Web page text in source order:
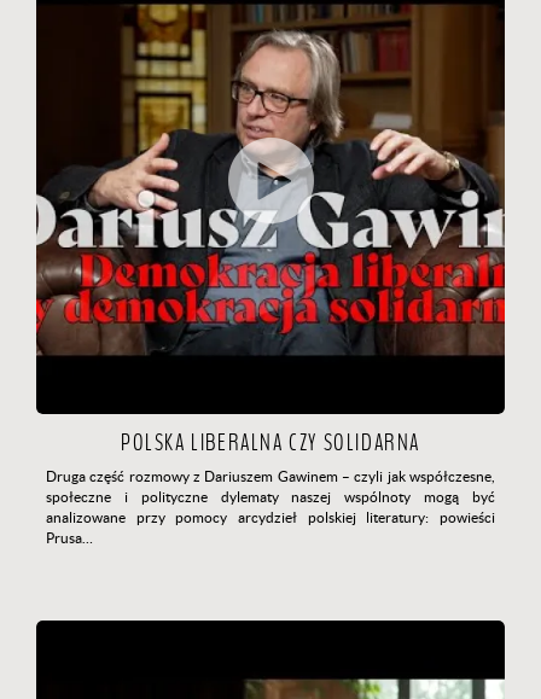
POLSKA LIBERALNA CZY SOLIDARNA
Druga część rozmowy z Dariuszem Gawinem – czyli jak współczesne,
społeczne i polityczne dylematy naszej wspólnoty mogą być
analizowane przy pomocy arcydzieł polskiej literatury: powieści
Prusa…